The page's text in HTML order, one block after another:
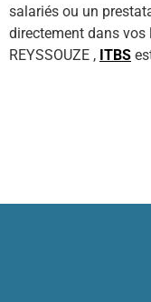
salariés ou un
directement dans vos
REYSSOUZE , ITBS